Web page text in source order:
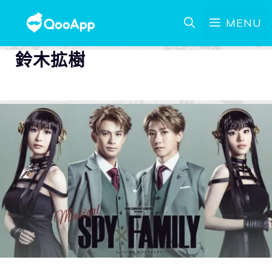
MENU
鈴木拡樹